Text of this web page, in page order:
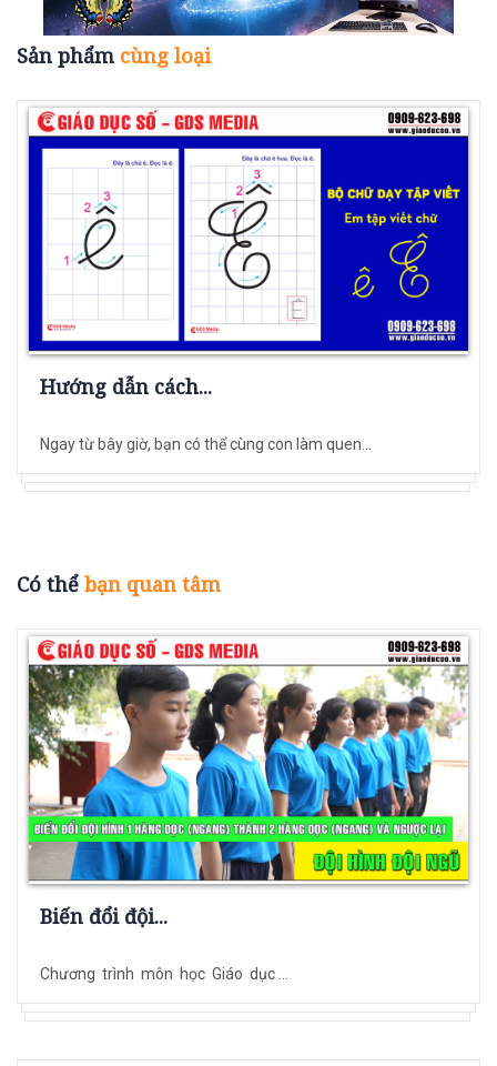
Sản phẩm cùng loại
Hướng dẫn cách...
Ngay từ bây giờ, bạn có thể cùng con làm quen...
Có thể bạn quan tâm
Biến đổi đội...
Chương trình môn học Giáo dục ...